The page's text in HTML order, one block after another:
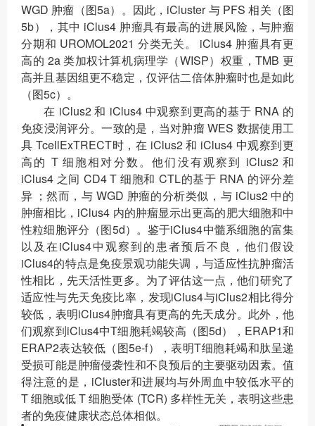
WGD 肿瘤（图5a）。因此，iCluster 与 PFS 相关（图
5b），其中 iClus4 肿瘤具有最高的进展风险，与肿瘤
分期和 UROMOL2021 分类无关。 iClus4 肿瘤具有更
高的 2a 类加权计算机病理学（WISP）权重，TMB 更
高并且基因组更不稳定，仅评估二倍体肿瘤时也是如此
（图5c）。
在 iClus2 和 iClus4 中观察到更高的基于 RNA 的
免疫浸润评分。一致的是，当对肿瘤 WES 数据使用工
具 TcellExTRECT时，在 iClus2 和 iClus4 中观察到更
高的 T 细胞相对分数。他们没有观察到 iClus2 和
iClus4 之间 CD4 T 细胞和 CTL的基于 RNA 的评分差
异 ；然而，与 WGD 肿瘤的分析类似，与 iClus2 中的
肿瘤相比，iClus4 内的肿瘤显示出更高的肥大细胞和中
性粒细胞评分（图5d）。鉴于iClus4中髓系细胞的富集
以及在iClus4中观察到的患者预后不良，他们假设
iClus4的特点是免疫景观功能失调，与适应性抗肿瘤活
性相比，先天活性更多。为了评估这一点，他们研究了
适应性与先天免疫比率，发现iClus4与iClus2相比得分
较低，表明iClus4肿瘤具有更高的先天成分。此外，他
们观察到iClus4中T细胞耗竭较高（图5d），ERAP1和
ERAP2表达较低（图5e-f），表明T细胞耗竭和肽呈递
受损可能是肿瘤侵袭性和不良预后的主要驱动因素。值
得注意的是，iCluster和进展均与外周血中较低水平的
T 细胞或低 T 细胞受体 (TCR) 多样性无关，表明这些患
者的免疫健康状态总体相似。